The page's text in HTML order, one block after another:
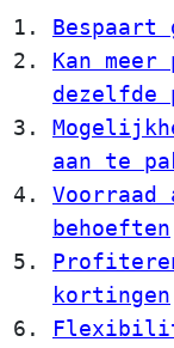
Kan
aan te
Voorraad
behoeften
kortingen